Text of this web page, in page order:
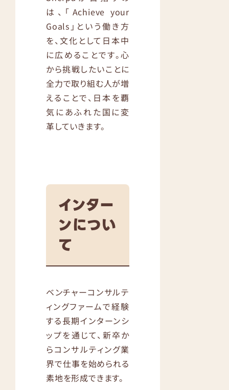
は、「Achieve your
Goals」という働き方
を、文化として日本中
に広めることです。心
から挑戦したいことに
全力で取り組む人が増
えることで、日本を覇
気にあふれた国に変
革していきます。
インター
ンについ
て
ベンチャーコンサルテ
ィングファームで経験
する長期インターンシ
ップを通じて、新卒か
らコンサルティング業
界で仕事を始められる
素地を形成できます。